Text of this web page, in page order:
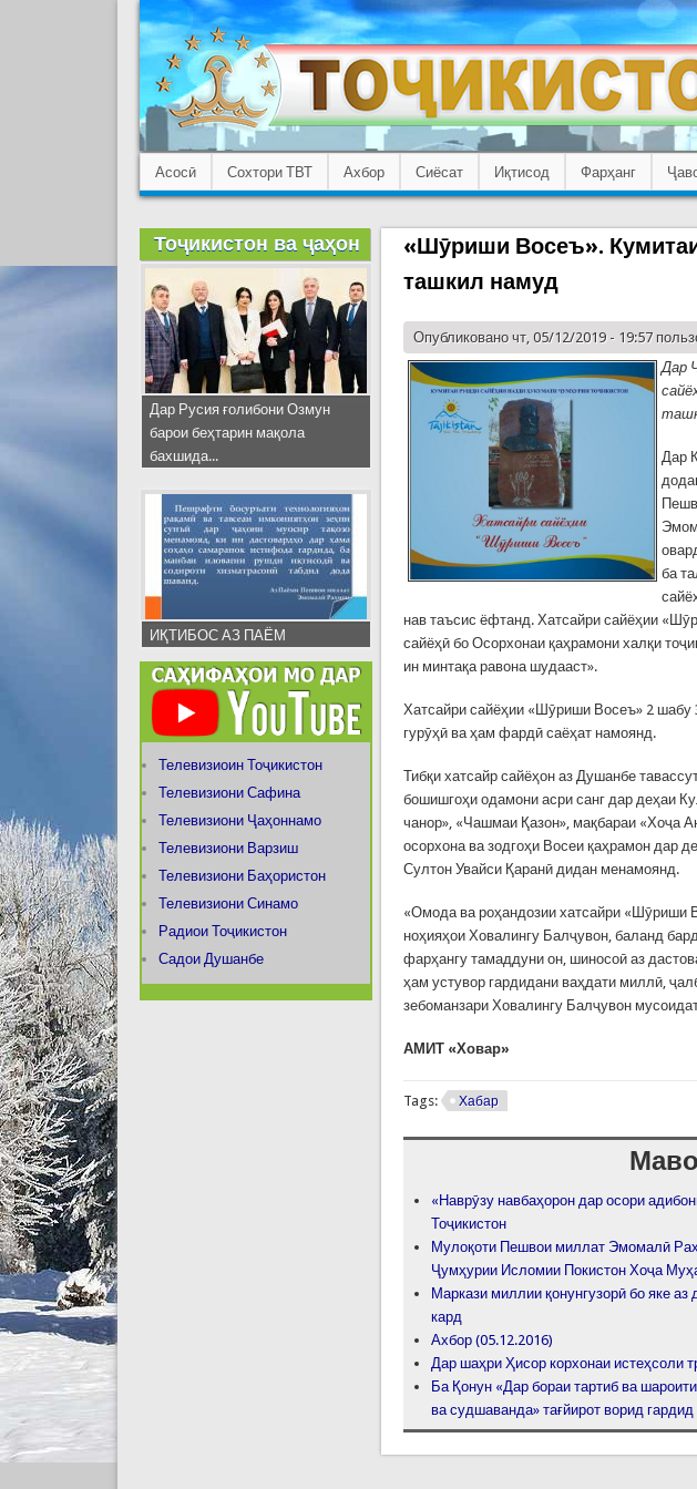
Асосӣ Сохтори ТВТ Ахбор Сиёсат Иқтисод Фарҳанг
«Шӯриши Восеъ».
ташкил намуд
Опубликовано чт, 05/12/2019 - 19:57
Дар
Дар
ба
нав таъсис ёфтанд. Хатсайри сайёҳии
сайёҳӣ бо Осорхонаи қаҳрамони халқи
ин минтақа равона шудааст».
Хатсайри сайёҳии «Шӯриши Восеъ» 2 шабу
гурӯҳӣ ва ҳам фардӣ саёҳат намоянд.
Тибқи хатсайр сайёҳон аз Душанбе
бошишгоҳи одамони асри санг дар деҳаи
чанор», «Чашмаи Қазон», мақбараи «Хоҷа
осорхона ва зодгоҳи Восеи қаҳрамон дар
Султон Увайси Қаранӣ дидан менамоянд.
«Омода ва роҳандозии хатсайри «Шӯриши
ноҳияҳои Ховалингу Балҷувон, баланд
фарҳангу тамаддуни он, шиносоӣ аз
ҳам устувор гардидани ваҳдати миллӣ,
зебоманзари Ховалингу Балҷувон
АМИТ «Ховар»
Tags: Хабар
«Наврӯзу навбаҳорон дар осори
Тоҷикистон
Мулоқоти Пешвои миллат Эмомалӣ
Ҷумҳурии Исломии Покистон Хоҷа
Маркази миллии қонунгузорӣ бо яке
кард
Ахбор (05.12.2016)
Дар шаҳри Ҳисор корхонаи истеҳсоли
Ба Қонун «Дар бораи тартиб ва
ва судшаванда» тағйирот ворид гардид
Тоҷикистон ва ҷаҳон
Дар Русия ғолибони Озмун
барои беҳтарин мақола
бахшида...
ИҚТИБОС АЗ ПАЁМ
Телевизиоин Тоҷикистон
Телевизиони Сафина
Телевизиони Ҷаҳоннамо
Телевизиони Варзиш
Телевизиони Баҳористон
Телевизиони Синамо
Радиои Тоҷикистон
Садои Душанбе